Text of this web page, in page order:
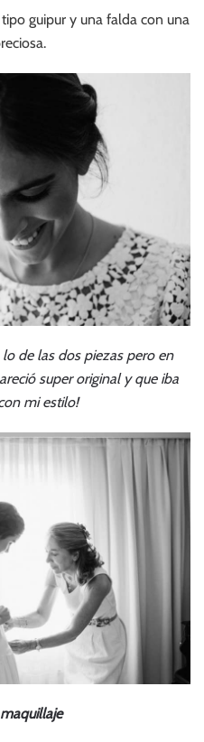
guipur y una falda con una
de las dos piezas pero en
super original y que iba
mi estilo!